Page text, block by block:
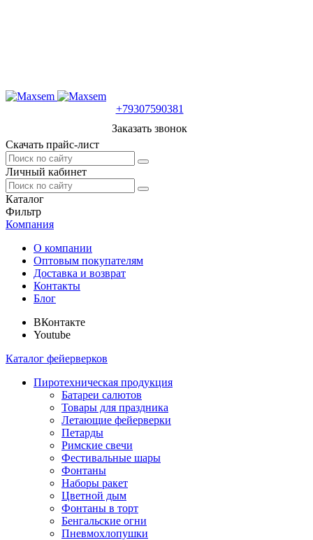
+79307590381
Заказать звонок
Скачать прайс-лист
Личный кабинет
Каталог
Фильтр
Компания
О компании
Оптовым покупателям
Доставка и возврат
Контакты
Блог
ВКонтакте
Youtube
Каталог фейерверков
Пиротехническая продукция
Батареи салютов
Товары для праздника
Летающие фейерверки
Петарды
Римские свечи
Фестивальные шары
Фонтаны
Наборы ракет
Цветной дым
Фонтаны в торт
Бенгальские огни
Пневмохлопушки